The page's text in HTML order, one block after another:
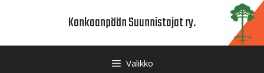
Kankaanpään Suunnistajat ry.
Valikko